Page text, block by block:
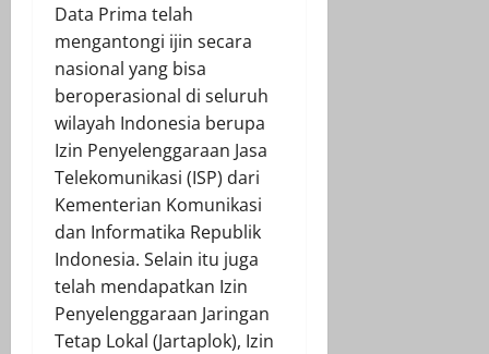
Data Prima telah
mengantongi ijin secara
nasional yang bisa
beroperasional di seluruh
wilayah Indonesia berupa
Izin Penyelenggaraan Jasa
Telekomunikasi (ISP) dari
Kementerian Komunikasi
dan Informatika Republik
Indonesia. Selain itu juga
telah mendapatkan Izin
Penyelenggaraan Jaringan
Tetap Lokal (Jartaplok), Izin